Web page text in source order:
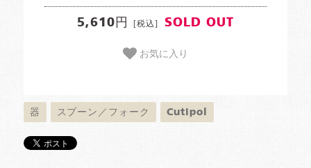
5,610円 [税込] SOLD OUT
お気に入り
器 スプーン／フォーク Cutipol